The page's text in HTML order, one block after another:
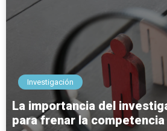
Investigación
La importancia del
para frenar la